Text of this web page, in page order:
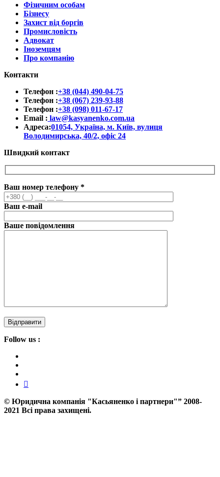
Фізичним особам
Бізнесу
Захист від боргів
Промисловість
Адвокат
Іноземцям
Про компанію
Контакти
Телефон :+38 (044) 490-04-75
Телефон :+38 (067) 239-93-88
Телефон :+38 (098) 011-67-17
Email : law@kasyanenko.com.ua
Адреса:01054, Україна, м. Київ, вулиця
Володимирська, 40/2, офіс 24
Швидкий контакт
Ваш номер телефону *
Ваш e-mail
Ваше повідомлення
Follow us :
© Юридична компанія "Касьяненко і партнери"” 2008-
2021 Всі права захищені.